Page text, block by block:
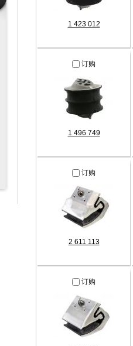
1 423 012
订购
1 496 749
订购
2 611 113
订购